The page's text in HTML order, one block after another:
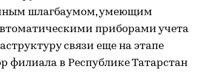
шлагбаумом, умеющим
приборами учета
связи еще на этапе
филиала в Республике Татарстан